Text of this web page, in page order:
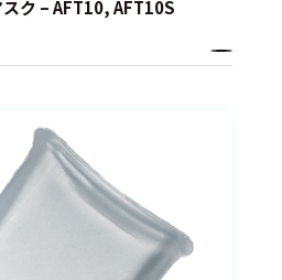
ク – AFT10, AFT10S